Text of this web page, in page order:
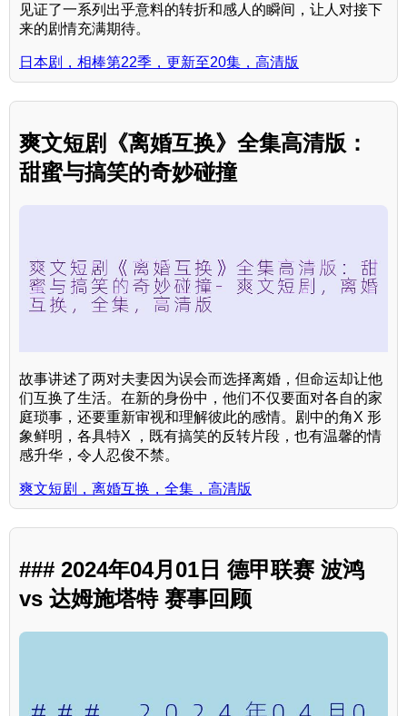
见证了一系列出乎意料的转折和感人的瞬间，让人对接下
来的剧情充满期待。
日本剧，相棒第22季，更新至20集，高清版
爽文短剧《离婚互换》全集高清版：
甜蜜与搞笑的奇妙碰撞
故事讲述了两对夫妻因为误会而选择离婚，但命运却让他
们互换了生活。在新的身份中，他们不仅要面对各自的家
庭琐事，还要重新审视和理解彼此的感情。剧中的角X 形
象鲜明，各具特X ，既有搞笑的反转片段，也有温馨的情
感升华，令人忍俊不禁。
爽文短剧，离婚互换，全集，高清版
### 2024年04月01日 德甲联赛 波鸿
vs 达姆施塔特 赛事回顾